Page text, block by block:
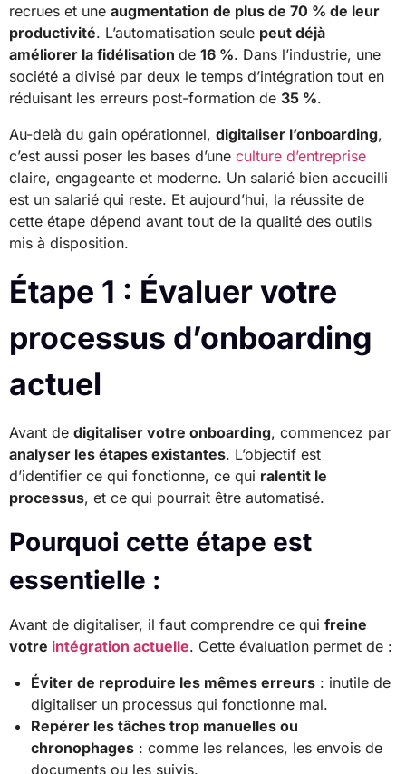
recrues et une augmentation de plus de 70 % de leur
productivité. L’automatisation seule peut déjà
améliorer la fidélisation de 16 %. Dans l’industrie, une
société a divisé par deux le temps d’intégration tout en
réduisant les erreurs post-formation de 35 %.
Au-delà du gain opérationnel, digitaliser l’onboarding,
c’est aussi poser les bases d’une culture d’entreprise
claire, engageante et moderne. Un salarié bien accueilli
est un salarié qui reste. Et aujourd’hui, la réussite de
cette étape dépend avant tout de la qualité des outils
mis à disposition.
Étape 1 : Évaluer votre
processus d’onboarding
actuel
Avant de digitaliser votre onboarding, commencez par
analyser les étapes existantes. L’objectif est
d’identifier ce qui fonctionne, ce qui ralentit le
processus, et ce qui pourrait être automatisé.
Pourquoi cette étape est
essentielle :
Avant de digitaliser, il faut comprendre ce qui freine
votre intégration actuelle. Cette évaluation permet de :
Éviter de reproduire les mêmes erreurs : inutile de
digitaliser un processus qui fonctionne mal.
Repérer les tâches trop manuelles ou
chronophages : comme les relances, les envois de
documents ou les suivis.